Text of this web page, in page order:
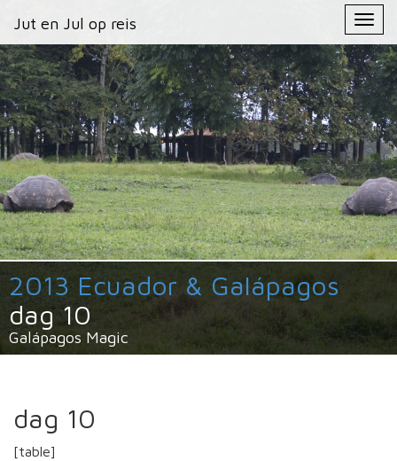
Jut en Jul op reis
Primary
Menu
Jut en Jul op reis
2013 Ecuador & Galápagos
dag 10
Galápagos Magic
dag 10
[table]